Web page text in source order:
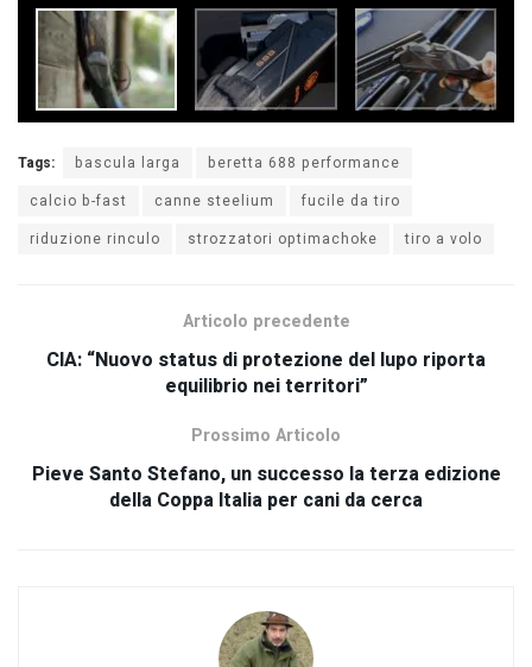
Tags: bascula larga
beretta 688 performance
calcio b-fast
canne steelium
fucile da tiro
riduzione rinculo
strozzatori optimachoke tiro a volo
Articolo precedente
CIA: “Nuovo status di protezione del lupo riporta
equilibrio nei territori”
Prossimo Articolo
Pieve Santo Stefano, un successo la terza edizione
della Coppa Italia per cani da cerca